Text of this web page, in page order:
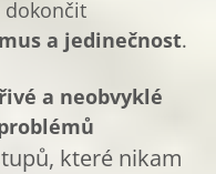
dokončit
a jedinečnost.
a neobvyklé
které nikam